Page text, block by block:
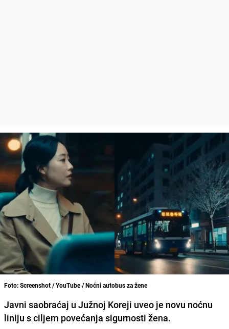
Foto: Screenshot / YouTube / Noćni autobus za žene
Javni saobraćaj u Južnoj Koreji uveo je novu noćnu
liniju s ciljem povećanja sigurnosti žena.